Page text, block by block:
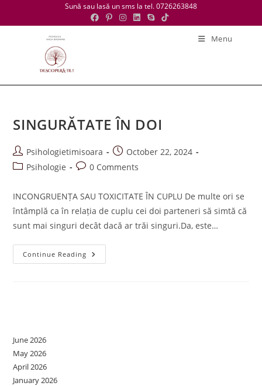
Sună sau lasă un sms la tel. 0726263848
Menu
SINGURĂTATE ÎN DOI
Post
author:
Psihologietimisoara
Post
published:
October 22, 2024
PostPsihologie
Post0 Comments
INCONGRUENȚA SAU TOXICITATE ÎN CUPLU De multe ori se
întâmplă ca în relația de cuplu cei doi parteneri să simtă că
sunt mai singuri decât dacă ar trăi singuri.Da, este…
Continue Reading SINGURĂTATE
ÎN
June 2026
May 2026
April 2026
January 2026